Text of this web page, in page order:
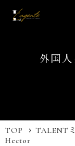
外国
TOP TALENT
Hector